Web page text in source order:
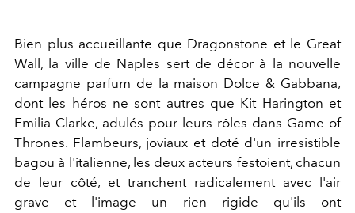
Bien plus accueillante que Dragonstone et le Great
Wall, la ville de Naples sert de décor à la nouvelle
campagne parfum de la maison Dolce & Gabbana,
dont les héros ne sont autres que Kit Harington et
Emilia Clarke, adulés pour leurs rôles dans Game of
Thrones. Flambeurs, joviaux et doté d'un irresistible
bagou à l'italienne, les deux acteurs festoient, chacun
de leur côté, et tranchent radicalement avec l'air
grave et l'image un rien rigide qu'ils ont